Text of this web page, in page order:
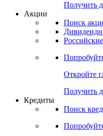
Получить
Акции
Поиск
Откройте
Получить
Кредиты
Поиск